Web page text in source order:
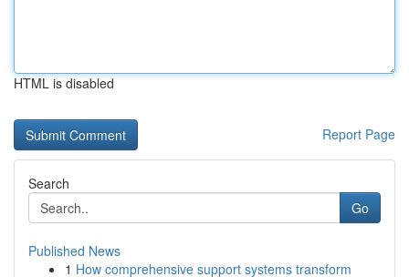
HTML is disabled
Report Page
Search
Go
Published News
1 How comprehensive support systems transform